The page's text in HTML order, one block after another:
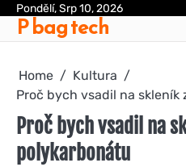
Skip
content
Pondělí, Srp 10, 2026
P bag tech
Home
Kultura
Proč bych vsadil na skleník
Proč bych vsadil na
polykarbonátu